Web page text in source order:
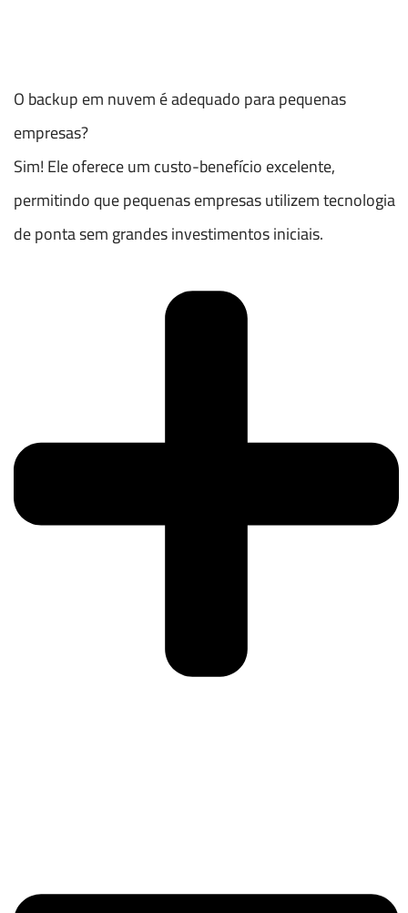
O backup em nuvem é adequado para pequenas
empresas?
Sim! Ele oferece um custo-benefício excelente,
permitindo que pequenas empresas utilizem tecnologia
de ponta sem grandes investimentos iniciais.